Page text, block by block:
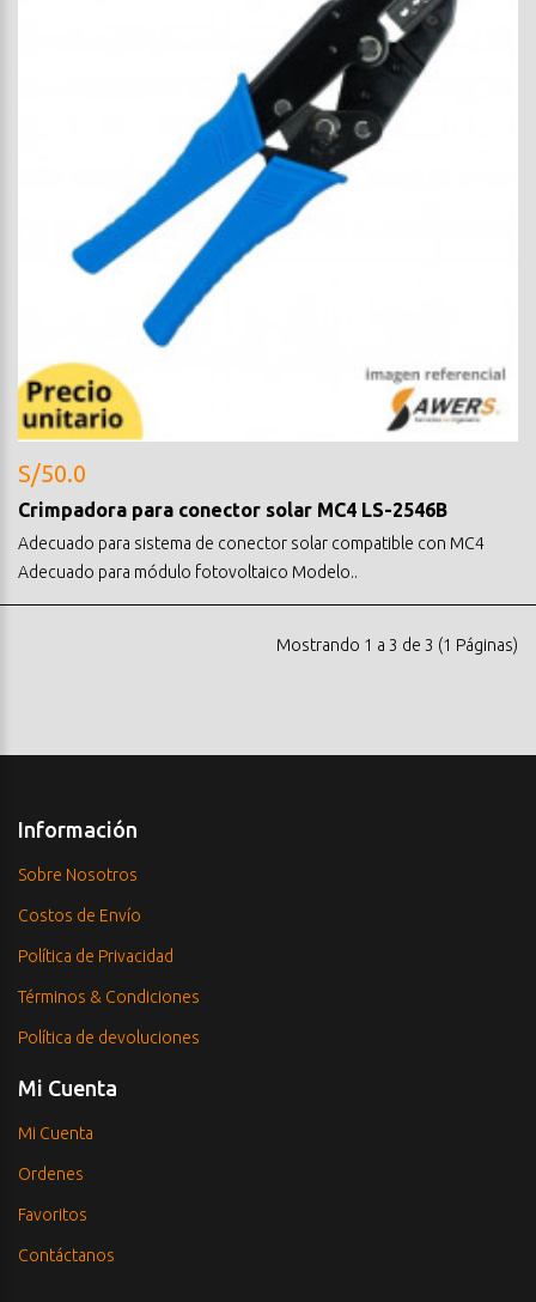
S/50.0
Crimpadora para conector solar MC4 LS-2546B
Adecuado para sistema de conector solar compatible con MC4
Adecuado para módulo fotovoltaico Modelo..
Mostrando 1 a 3 de 3 (1 Páginas)
Información
Sobre Nosotros
Costos de Envío
Política de Privacidad
Términos & Condiciones
Política de devoluciones
Mi Cuenta
Mi Cuenta
Ordenes
Favoritos
Contáctanos